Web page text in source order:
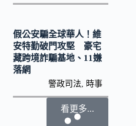
假公安騙全球華人！維
安特勤破門攻堅 豪宅
藏跨境詐騙基地、11嫌
落網
警政司法 時事
看更多...